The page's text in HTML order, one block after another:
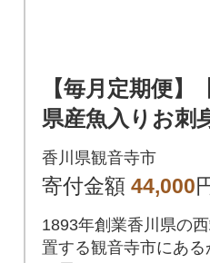
【毎月定期便】
県産魚入りお刺
鉾】仁加屋かま
合せセット-6全4
香川県観音寺市
寄付金額 44,000
1893年創業香川県の
置する観音寺市にある